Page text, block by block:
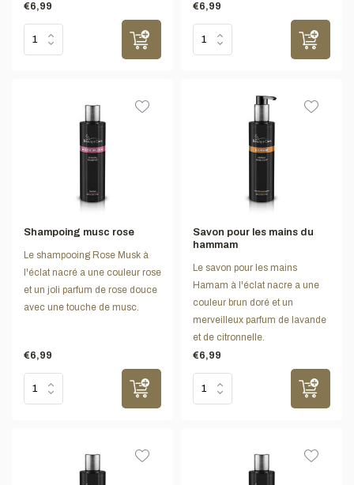
€6,99
€6,99
Shampoing musc rose
Le shampooing Rose Musk à
l'éclat nacré a une couleur rose
et un joli parfum de rose douce
avec une touche de musc.
€6,99
Savon pour les mains du
hammam
Le savon pour les mains
Hamam à l'éclat nacre a une
couleur brun doré et un
merveilleux parfum de lavande
et de citronnelle.
€6,99